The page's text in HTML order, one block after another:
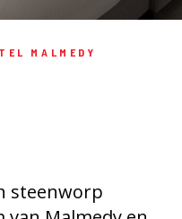
MALMEDY
steenworp